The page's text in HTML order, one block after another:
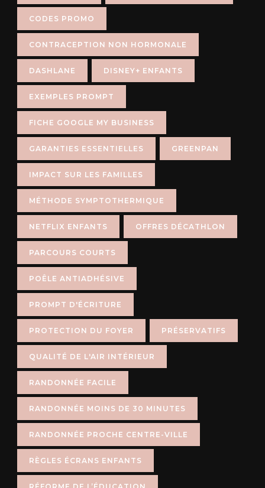
CODES PROMO
CONTRACEPTION NON HORMONALE
DASHLANE DISNEY+ ENFANTS
EXEMPLES PROMPT
FICHE GOOGLE MY BUSINESS
GARANTIES ESSENTIELLES GREENPAN
IMPACT SUR LES FAMILLES
MÉTHODE SYMPTOTHERMIQUE
NETFLIX ENFANTS OFFRES DÉCATHLON
PARCOURS COURTS
POÊLE ANTIADHÉSIVE
PROMPT D'ÉCRITURE
PROTECTION DU FOYER PRÉSERVATIFS
QUALITÉ DE L'AIR INTÉRIEUR
RANDONNÉE FACILE
RANDONNÉE MOINS DE 30 MINUTES
RANDONNÉE PROCHE CENTRE-VILLE
RÈGLES ÉCRANS ENFANTS